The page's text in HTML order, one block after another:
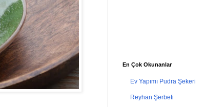
En Çok Okunanlar
Ev Yapımı Pudra Şekeri
Reyhan Şerbeti